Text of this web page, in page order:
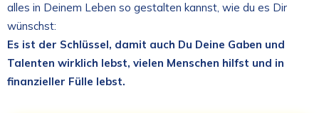
alles in Deinem Leben so gestalten kannst, wie du es Dir
wünschst:
Es ist der Schlüssel, damit auch Du Deine Gaben und
Talenten wirklich lebst, vielen Menschen hilfst und in
finanzieller Fülle lebst.